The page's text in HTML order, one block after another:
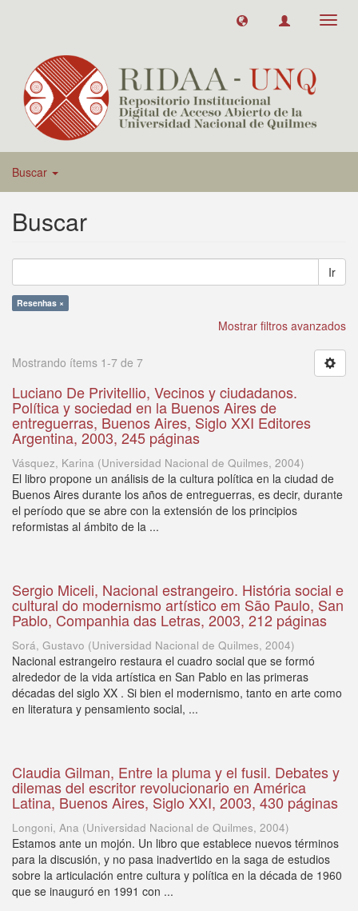
Buscar
Buscar
Ir
Resenhas ×
Mostrar filtros avanzados
Mostrando ítems 1-7 de 7
Luciano De Privitellio, Vecinos y ciudadanos.
Política y sociedad en la Buenos Aires de
entreguerras, Buenos Aires, Siglo XXI Editores
Argentina, 2003, 245 páginas
Vásquez, Karina (Universidad Nacional de Quilmes, 2004)
El libro propone un análisis de la cultura política en la ciudad de
Buenos Aires durante los años de entreguerras, es decir, durante
el período que se abre con la extensión de los principios
reformistas al ámbito de la ...
Sergio Miceli, Nacional estrangeiro. História social e
cultural do modernismo artístico em São Paulo, San
Pablo, Companhia das Letras, 2003, 212 páginas
Sorá, Gustavo (Universidad Nacional de Quilmes, 2004)
Nacional estrangeiro restaura el cuadro social que se formó
alrededor de la vida artística en San Pablo en las primeras
décadas del siglo XX . Si bien el modernismo, tanto en arte como
en literatura y pensamiento social, ...
Claudia Gilman, Entre la pluma y el fusil. Debates y
dilemas del escritor revolucionario en América
Latina, Buenos Aires, Siglo XXI, 2003, 430 páginas
Longoni, Ana (Universidad Nacional de Quilmes, 2004)
Estamos ante un mojón. Un libro que establece nuevos términos
para la discusión, y no pasa inadvertido en la saga de estudios
sobre la articulación entre cultura y política en la década de 1960
que se inauguró en 1991 con ...